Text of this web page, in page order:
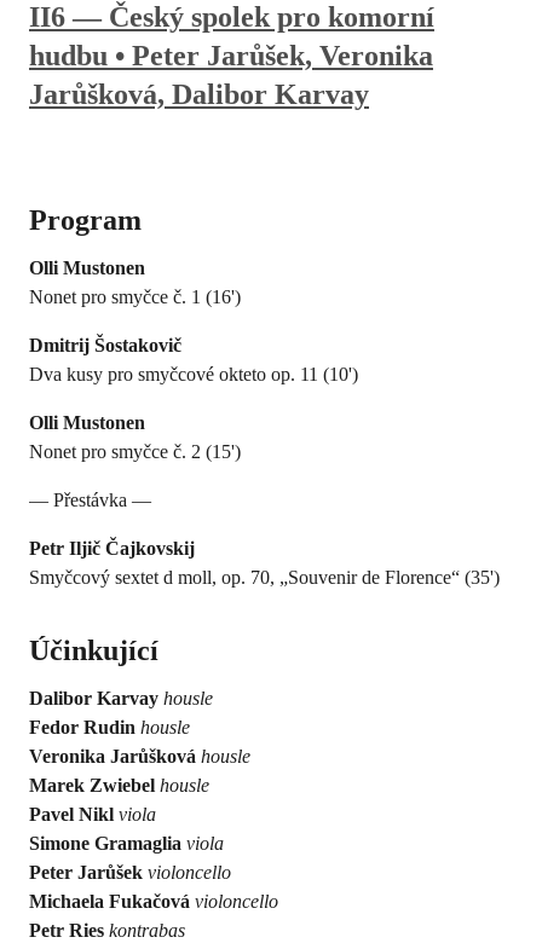
II6 — Český spolek pro komorní
hudbu • Peter Jarůšek, Veronika
Jarůšková, Dalibor Karvay
Program
Olli Mustonen
Nonet pro smyčce č. 1 (16')
Dmitrij Šostakovič
Dva kusy pro smyčcové okteto op. 11 (10')
Olli Mustonen
Nonet pro smyčce č. 2 (15')
— Přestávka —
Petr Iljič Čajkovskij
Smyčcový sextet d moll, op. 70, „Souvenir de Florence“ (35')
Účinkující
Dalibor Karvay housle
Fedor Rudin housle
Veronika Jarůšková housle
Marek Zwiebel housle
Pavel Nikl viola
Simone Gramaglia viola
Peter Jarůšek violoncello
Michaela Fukačová violoncello
Petr Ries kontrabas